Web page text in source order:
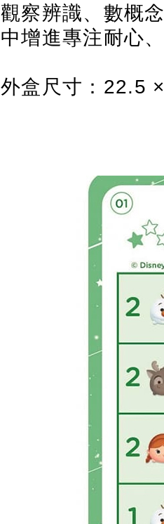
觀察辨識、數概
中增進專注耐心
外盒尺寸：22.5